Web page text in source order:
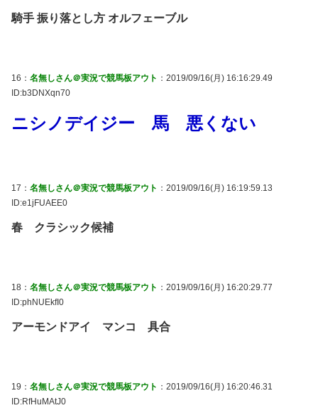
騎手 振り落とし方 オルフェーブル
16： 名無しさん＠実況で競馬板アウト ：2019/09/16(月) 16:16:29.49
ID:b3DNXqn70
ニシノデイジー 馬 悪くない
17： 名無しさん＠実況で競馬板アウト ：2019/09/16(月) 16:19:59.13
ID:e1jFUAEE0
春 クラシック候補
18： 名無しさん＠実況で競馬板アウト ：2019/09/16(月) 16:20:29.77
ID:phNUEkfI0
アーモンドアイ マンコ 具合
19： 名無しさん＠実況で競馬板アウト ：2019/09/16(月) 16:20:46.31
ID:RfHuMAtJ0